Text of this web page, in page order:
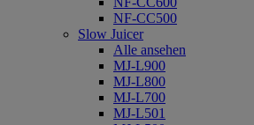
NF-CC500
Slow Juicer
Alle ansehen
MJ-L900
MJ-L800
MJ-L700
MJ-L501